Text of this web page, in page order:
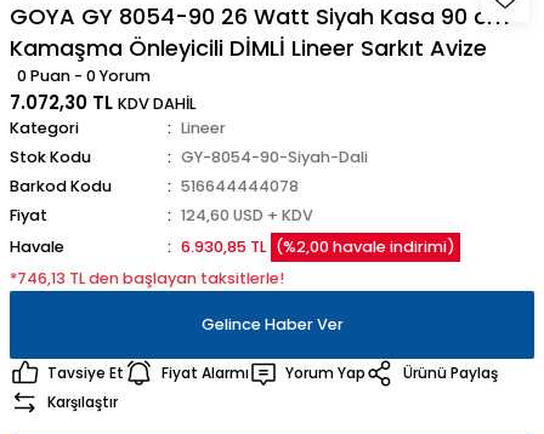
GOYA GY 8054-90 26 Watt Siyah Kasa 90 cm
Kamaşma Önleyicili DİMLİ Lineer Sarkıt Avize
0 Puan - 0 Yorum
7.072,30 TL KDV DAHİL
Kategori
Lineer
Stok Kodu
GY-8054-90-Siyah-Dali
Barkod Kodu
516644444078
Fiyat
124,60 USD + KDV
Havale
6.930,85 TL (%2,00 havale indirimi)
*746,13 TL den başlayan taksitlerle!
Gelince Haber Ver
Tavsiye Et Fiyat Alarmı Yorum Yap
Ürünü Paylaş
Karşılaştır